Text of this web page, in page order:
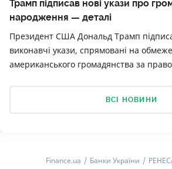
Трамп підписав нові укази про
народження — деталі
Президент США Дональд Трамп
виконавчі укази, спрямовані на
американського громадянства за
ВСІ НОВИНИ
Finance.ua Банки України